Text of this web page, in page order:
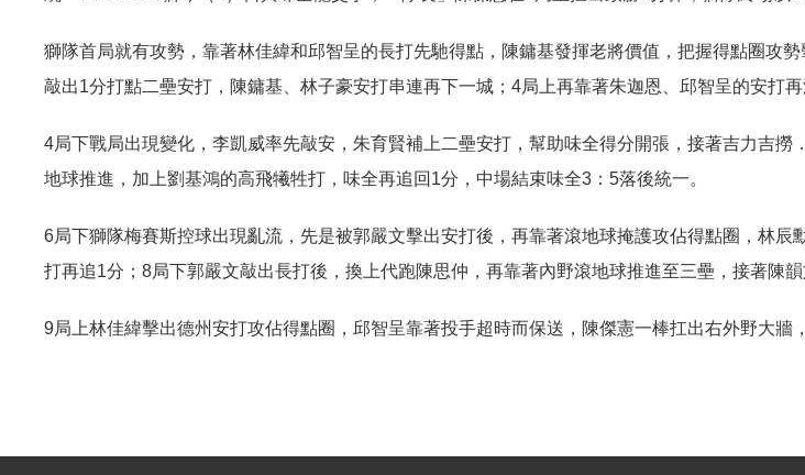
獅隊首局就有攻勢，靠著林佳緯和邱智呈的長打先馳得點，陳鏞基發揮老將價值，把握得點圈攻
敲出1分打點二壘安打，陳鏞基、林子豪安打串連再下一城；4局上再靠著朱迦恩、邱智呈的安打再
4局下戰局出現變化，李凱威率先敲安，朱育賢補上二壘安打，幫助味全得分開張，接著吉力吉
地球推進，加上劉基鴻的高飛犧牲打，味全再追回1分，中場結束味全3：5落後統一。
6局下獅隊梅賽斯控球出現亂流，先是被郭嚴文擊出安打後，再靠著滾地球掩護攻佔得點圈，林
打再追1分；8局下郭嚴文敲出長打後，換上代跑陳思仲，再靠著內野滾地球推進至三壘，接著陳
9局上林佳緯擊出德州安打攻佔得點圈，邱智呈靠著投手超時而保送，陳傑憲一棒扛出右外野大牆